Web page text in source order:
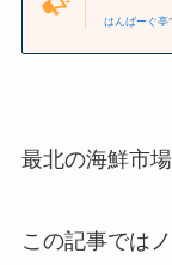
はんばーぐ亭
最北の海鮮市
この記事では